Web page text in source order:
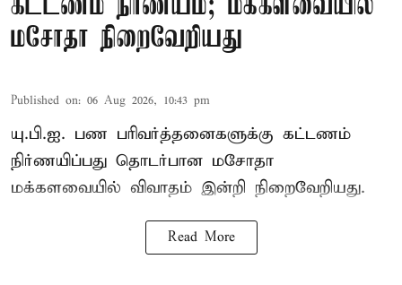
கட்டணம் நிர்ணயம்; மக்களவையில்
மசோதா நிறைவேறியது
Published on: 06 Aug 2026, 10:43 pm
யு.பி.ஐ. பண பரிவர்த்தனைகளுக்கு கட்டணம்
நிர்ணயிப்பது தொடர்பான மசோதா
மக்களவையில் விவாதம் இன்றி நிறைவேறியது.
Read More